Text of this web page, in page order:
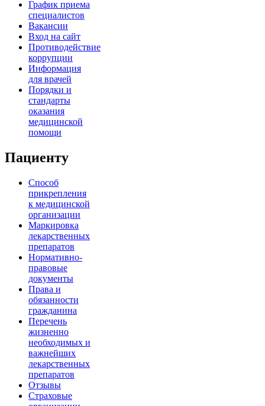
График приема
специалистов
Вакансии
Вход на сайт
Противодействие
коррупции
Информация
для врачей
Порядки и
стандарты
оказания
медицинской
помощи
Пациенту
Способ
прикрепления
к медицинской
организации
Маркировка
лекарственных
препаратов
Нормативно-
правовые
документы
Права и
обязанности
гражданина
Перечень
жизненно
необходимых и
важнейших
лекарственных
препаратов
Отзывы
Страховые